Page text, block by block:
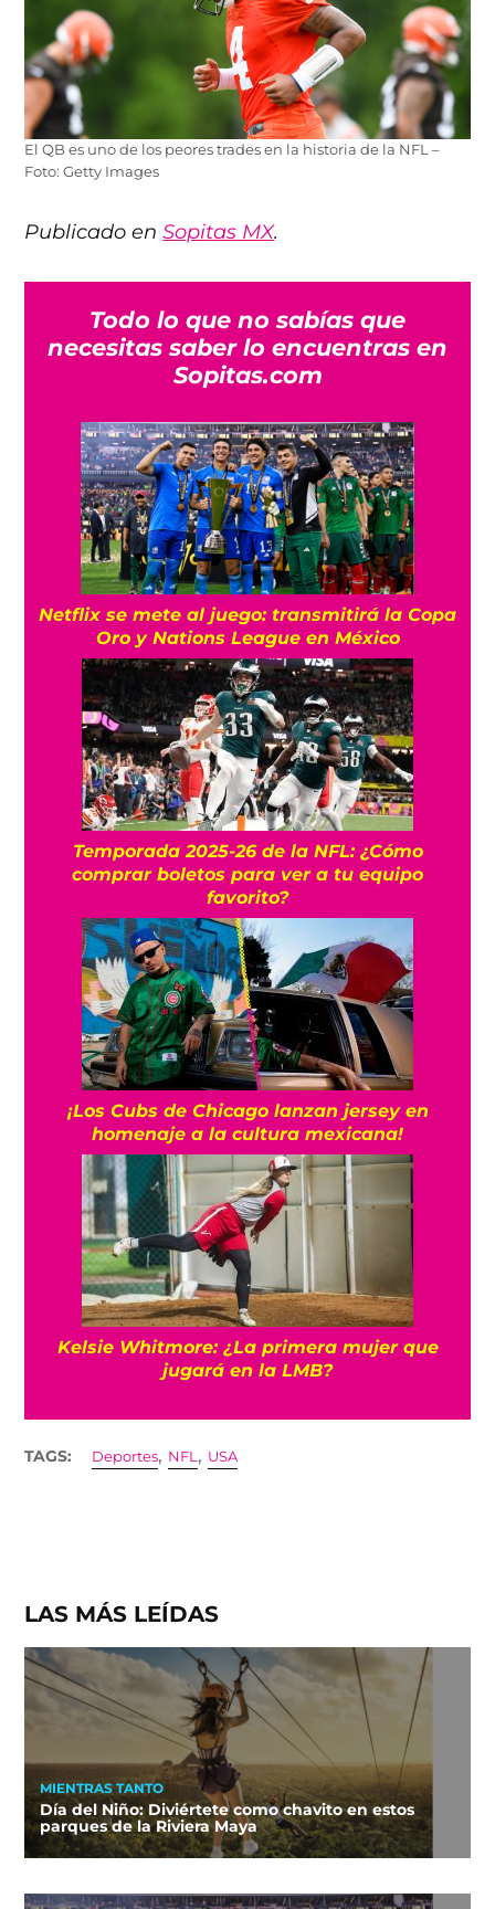
El QB es uno de los peores trades en la historia de la NFL –
Foto: Getty Images
Publicado enSopitas MX.
Todo lo que no sabías que
necesitas saber lo encuentras en
Sopitas.com
Netflix se mete al juego: transmitirá la Copa
Oro y Nations League en México
Temporada 2025-26 de la NFL: ¿Cómo
comprar boletos para ver a tu equipo
favorito?
¡Los Cubs de Chicago lanzan jersey en
homenaje a la cultura mexicana!
Kelsie Whitmore: ¿La primera mujer que
jugará en la LMB?
TAGS: Deportes, NFL , USA
LAS MÁS LEÍDAS
MIENTRAS TANTO
Día del Niño: Diviértete como chavito en estos
parques de la Riviera Maya